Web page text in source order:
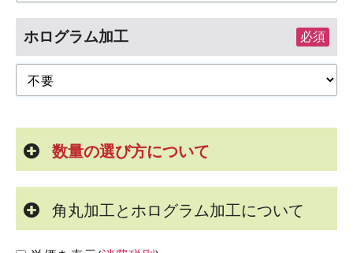
ホログラム加工 必須
数量の選び方について
角丸加工とホログラム加工について